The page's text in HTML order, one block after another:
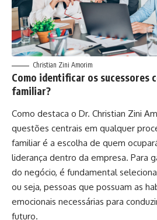
Christian Zini Amorim
Como identificar os sucessores
familiar?
Como destaca o Dr. Christian Zini
questões centrais em qualquer
familiar é a escolha de quem
liderança dentro da empresa. Para
do negócio, é fundamental
ou seja, pessoas que possuam as
emocionais necessárias para
futuro.